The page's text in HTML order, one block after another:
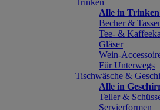
Trinken
Alle in Trinken
Becher &
Tee- &
Gläser
Wein-
Für Unterwegs
Tischwäsche &
Alle in
Teller &
Servierformen